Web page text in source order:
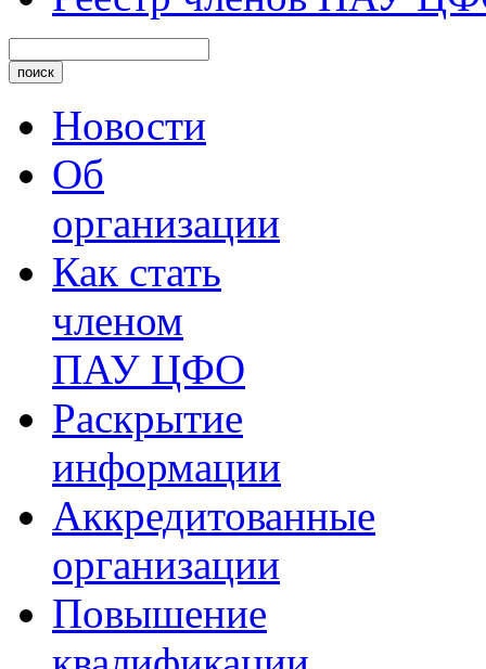
Новости
Об
организации
Как стать
членом
ПАУ ЦФО
Раскрытие
информации
Аккредитованные
организации
Повышение